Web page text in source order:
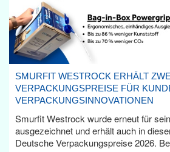
SMURFIT WESTROCK ERHÄLT
VERPACKUNGSPREISE FÜR
VERPACKUNGSINNOVATIONEN
Smurfit Westrock wurde erneut für
ausgezeichnet und erhält auch in
Deutsche Verpackungspreise 2026.